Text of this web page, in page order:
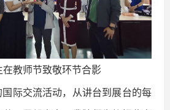
在教师节致敬环节合影
际交流活动，从讲台到展台的每